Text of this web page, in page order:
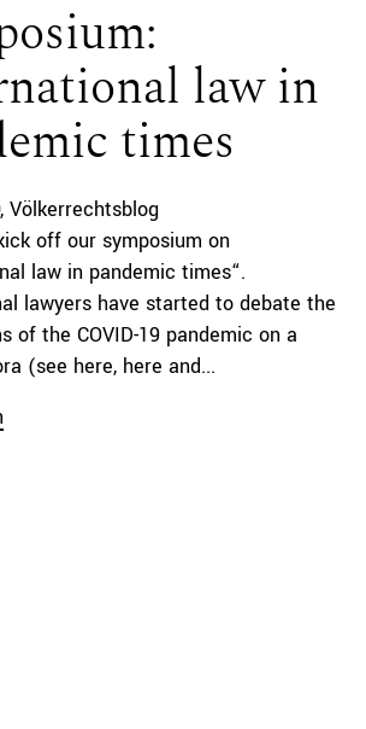
law in
times
Völkerrechtsblog
off our symposium on
law in pandemic times“.
lawyers have started to debate the
of the COVID-19 pandemic on a
(see here, here and...